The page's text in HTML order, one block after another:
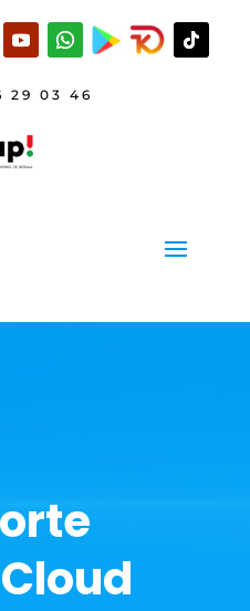
29 03 46